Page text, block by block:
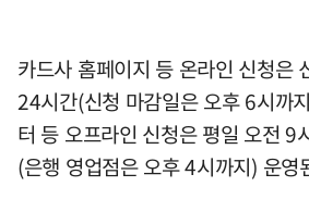
카드사 홈페이지 등 온라인 신청은
24시간(신청 마감일은 오후 6시까
터 등 오프라인 신청은 평일 오전 9
(은행 영업점은 오후 4시까지) 운영